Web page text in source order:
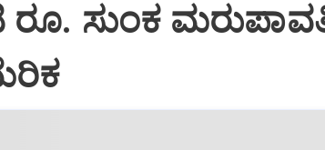
ರೂ. ಸುಂಕ